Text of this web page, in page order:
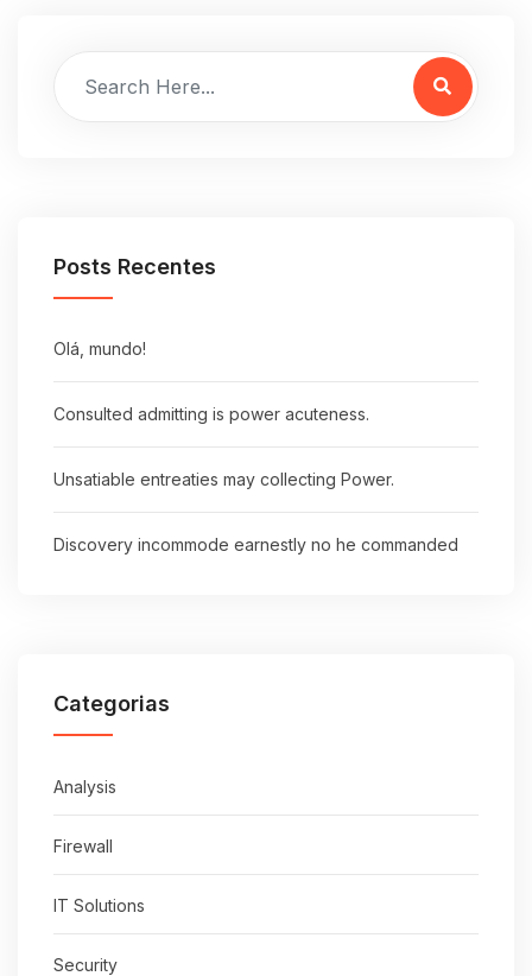
Posts Recentes
Olá, mundo!
Consulted admitting is power acuteness.
Unsatiable entreaties may collecting Power.
Discovery incommode earnestly no he commanded
Categorias
Analysis
Firewall
IT Solutions
Security